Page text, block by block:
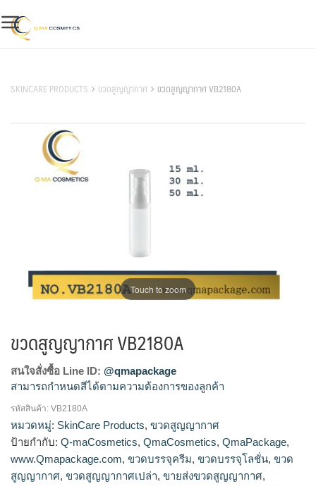
to
content
SKINCARE PRODUCTS ขวดสูญญากาศ ขวดสูญญากาศ VB2180A
Touch to zoom
ขวดสูญญากาศ VB2180A
สนใจสั่งซื้อ Line ID: @qmapackage
สามารถกำหนดสีได้ตามความต้องการของลูกค้า
โรงงานผลิตขวดสูญญากาศ,ขายส่งขวดสูญญากาศ,จำหน่ายขวด
สูญญากาศ,รับผลิตขวดสูญญากาศ
รหัสสินค้า: VB2180A
หมวดหมู่: SkinCare Products, ขวดสูญญากาศ
ป้ายกำกับ: Q-maCosmetics, QmaCosmetics, QmaPackage,
www.Qmapackage.com, ขวดบรรจุครีม, ขวดบรรจุโลชั่น, ขวด
สูญญากาศ, ขวดสูญญากาศเปล่า, ขายส่งขวดสูญญากาศ,